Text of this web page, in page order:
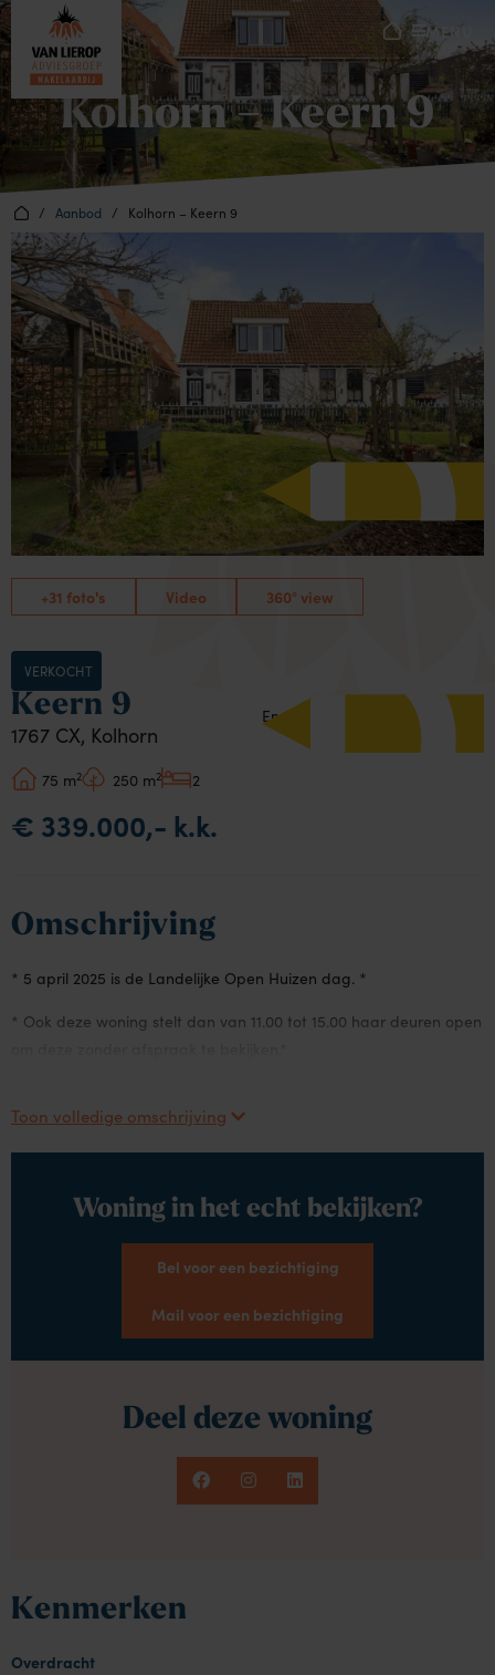
MENU
Kolhorn – Keern 9
/ Aanbod / Kolhorn – Keern 9
D
+31 foto's Video 360° view
VERKOCHT
Keern 9
1767 CX, Kolhorn
75 m2 250 m2 2
€ 339.000,- k.k.
Energielabel:
D
Omschrijving
* 5 april 2025 is de Landelijke Open Huizen dag. *
* Ook deze woning stelt dan van 11.00 tot 15.00 haar deuren open
Toon volledige omschrijving
Woning in het echt bekijken?
Bel voor een bezichtiging
Mail voor een bezichtiging
Deel deze woning
Kenmerken
Overdracht